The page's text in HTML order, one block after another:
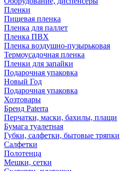
Пленки
Пищевая пленка
Пленка для паллет
Пленка ПВХ
Пленка воздушно-пузырьковая
Термоусадочная пленка
Пленки для запайки
Подарочная упаковка
Новый Год
Подарочная упаковка
Хозтовары
Бренд Paterra
Перчатки, маски, бахилы, плащи
Бумага туалетная
Губки, салфетки, бытовые тряпки
Салфетки
Полотенца
Мешки, сетки